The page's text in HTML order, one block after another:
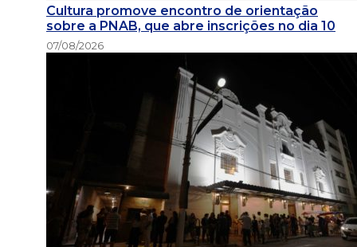
Cultura promove encontro de orientação
sobre a PNAB, que abre inscrições no dia 10
07/08/2026